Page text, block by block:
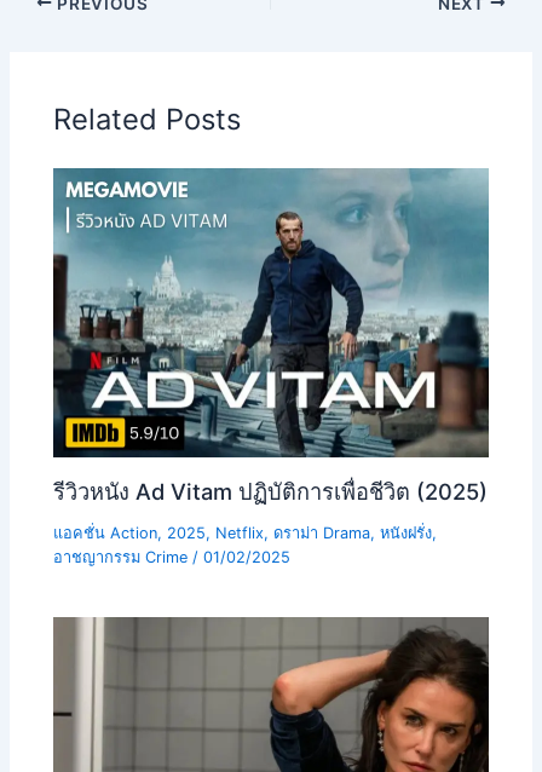
Related Posts
รีวิวหนัง Ad Vitam ปฏิบัติการเพื่อชีวิต (2025)
แอคชั่น Action, 2025, Netflix,ดราม่า Drama,หนังฝรั่ง,
อาชญากรรม Crime /01/02/2025